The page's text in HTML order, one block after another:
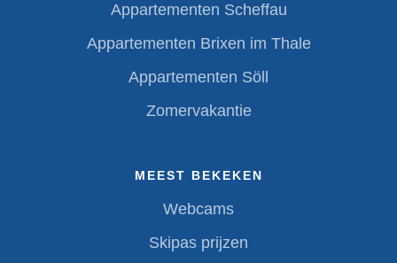
Appartementen Scheffau
Appartementen Brixen im Thale
Appartementen Söll
Zomervakantie
MEEST BEKEKEN
Webcams
Skipas prijzen